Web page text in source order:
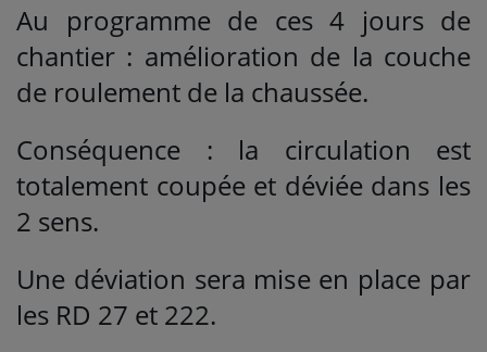
Se connecter
Au programme de ces 4 jours de
chantier : amélioration de la couche
de roulement de la chaussée.
Conséquence : la circulation est
totalement coupée et déviée dans les
2 sens.
Une déviation sera mise en place par
les RD 27 et 222.